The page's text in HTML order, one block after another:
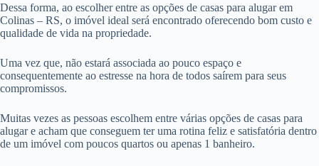
Dessa forma, ao escolher entre as opções de casas para alugar em
Colinas – RS, o imóvel ideal será encontrado oferecendo bom custo e
qualidade de vida na propriedade.
Uma vez que, não estará associada ao pouco espaço e
consequentemente ao estresse na hora de todos saírem para seus
compromissos.
Muitas vezes as pessoas escolhem entre várias opções de casas para
alugar e acham que conseguem ter uma rotina feliz e satisfatória dentro
de um imóvel com poucos quartos ou apenas 1 banheiro.